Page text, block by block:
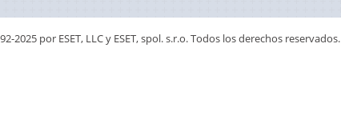
2025 por ESET, LLC y ESET, spol. s.r.o. Todos los derechos reservados.